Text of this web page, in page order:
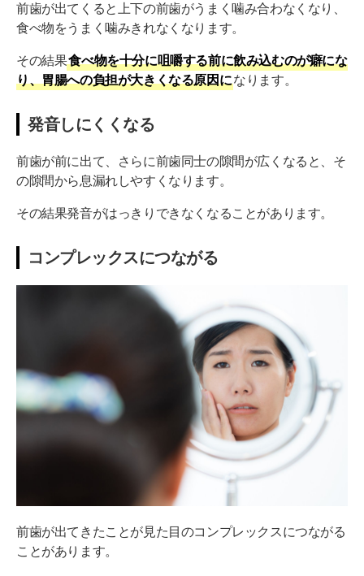
前歯が出てくると上下の前歯がうまく噛み合わなくなり、
食べ物をうまく噛みきれなくなります。
その結果食べ物を十分に咀嚼する前に飲み込むのが癖にな
り、胃腸への負担が大きくなる原因になります。
発音しにくくなる
前歯が前に出て、さらに前歯同士の隙間が広くなると、そ
の隙間から息漏れしやすくなります。
その結果発音がはっきりできなくなることがあります。
コンプレックスにつながる
前歯が出てきたことが見た目のコンプレックスにつながる
ことがあります。